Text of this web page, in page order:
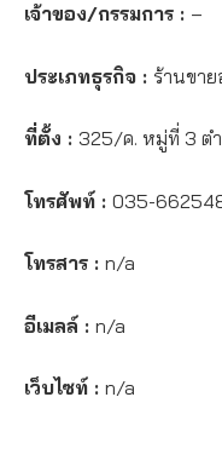
เจ้าของ/กรรมการ : –
ประเภทธุรกิจ : ร้านขาย
ที่ตั้ง : 325/ค. หมู่ที่ 3 ตำ
โทรศัพท์ : 035-
โทรสาร : n/a
อีเมลล์ : n/a
เว็บไซท์ : n/a